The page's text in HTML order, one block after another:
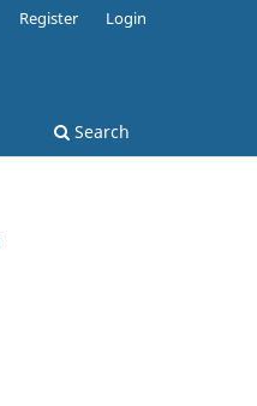
Search
Register Login